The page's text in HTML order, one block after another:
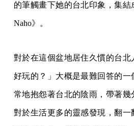
的筆觸畫下她的台北印象，集
Naho》。
對於在這個盆地居住久慣的台北
好玩的？」大概是最難回答的一
常地抱怨著台北的陰雨，帶著
對於生活更多的靈感發現，翻一